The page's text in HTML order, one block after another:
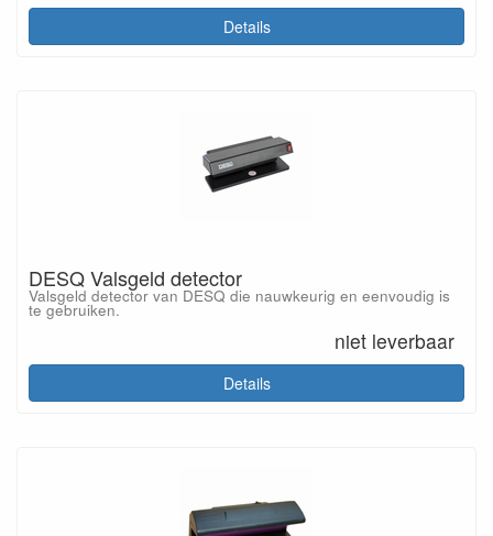
Details
DESQ Valsgeld detector
Valsgeld detector van DESQ die nauwkeurig en eenvoudig is
te gebruiken.
niet leverbaar
Details